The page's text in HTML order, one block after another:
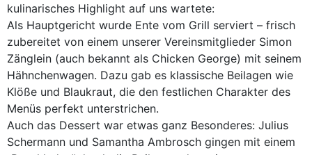
kulinarisches Highlight auf uns wartete:
Als Hauptgericht wurde Ente vom Grill serviert – frisch
zubereitet von einem unserer Vereinsmitglieder Simon
Zänglein (auch bekannt als Chicken George) mit seinem
Hähnchenwagen. Dazu gab es klassische Beilagen wie
Klöße und Blaukraut, die den festlichen Charakter des
Menüs perfekt unterstrichen.
Auch das Dessert war etwas ganz Besonderes: Julius
Schermann und Samantha Ambrosch gingen mit einem